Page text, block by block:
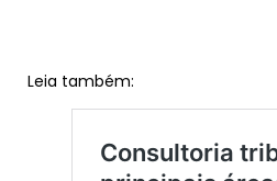
Leia também: